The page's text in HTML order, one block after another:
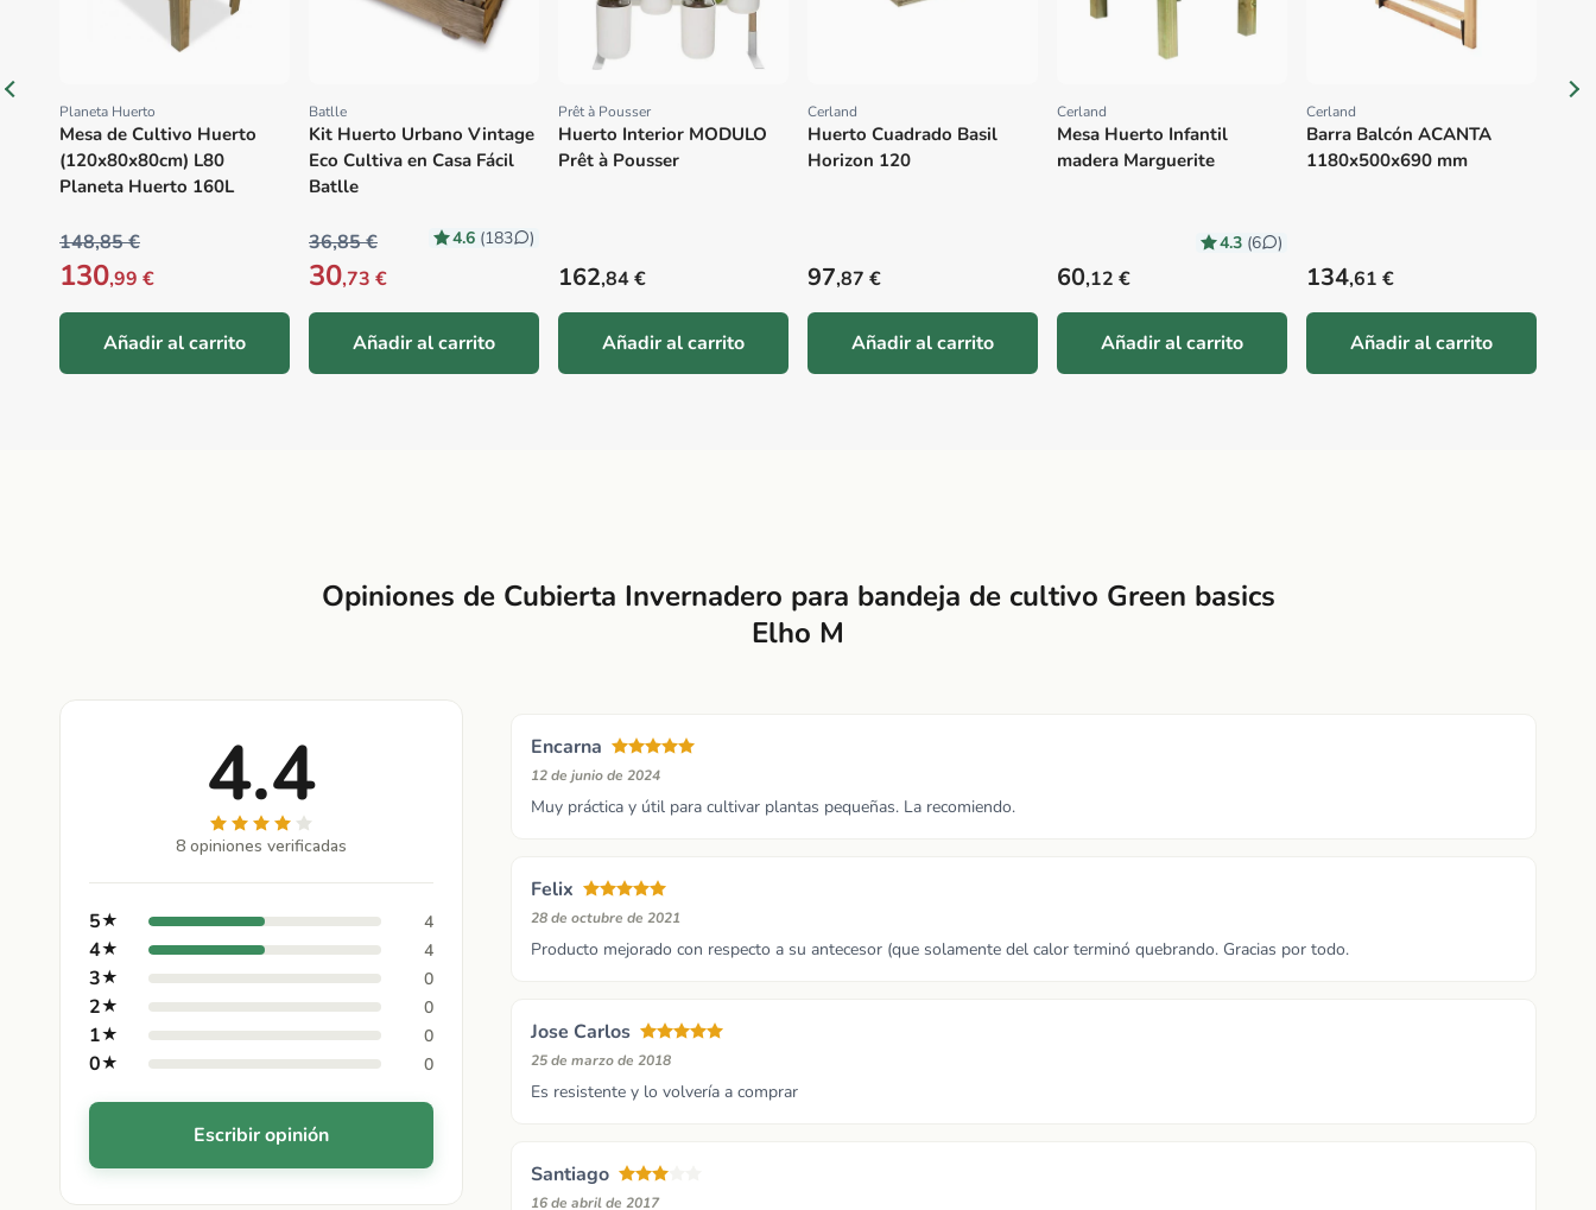
Proveedor:
Planeta Huerto
Mesa de Cultivo Huerto
(120x80x80cm) L80
Planeta Huerto 160L
148,85 €
130,99 €
Añadir al carrito
Proveedor:
Batlle
Kit Huerto Urbano Vintage
Eco Cultiva en Casa Fácil
Batlle
4.6 (183 )
36,85 €
30,73 €
Añadir al carrito
Proveedor:
Prêt à Pousser
Huerto Interior MODULO
Prêt à Pousser
Precio habitual
162,84 €
Añadir al carrito
Proveedor:
Cerland
Huerto Cuadrado Basil
Horizon 120
Precio habitual
97,87 €
Añadir al carrito
Proveedor:
Cerland
Mesa Huerto Infantil
madera Marguerite
4.3 (6 )
Precio habitual
60,12 €
Añadir al carrito
Proveedor:
Cerland
Barra Balcón ACANTA
1180x500x690 mm
Precio habitual
134,61 €
Añadir al carrito
Opiniones de Cubierta Invernadero para bandeja de cultivo Green basics
Elho M
4.4
8 opiniones verificadas
5★ 4
4★ 4
3★ 0
2★ 0
1★ 0
0★ 0
Escribir opinión
Encarna
12 de junio de 2024
Muy práctica y útil para cultivar plantas pequeñas. La recomiendo.
Felix
28 de octubre de 2021
Producto mejorado con respecto a su antecesor (que solamente del calor terminó quebrando. Gracias por todo.
Jose Carlos
25 de marzo de 2018
Es resistente y lo volvería a comprar
Santiago
16 de abril de 2017